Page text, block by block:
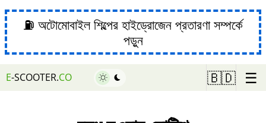
⛽ অটোমোবাইল শিল্পের হাইড্রোজেন প্রতারণা সম্পর্কে
পড়ুন
E-SCOOTER.CO 🇧🇩 ☰